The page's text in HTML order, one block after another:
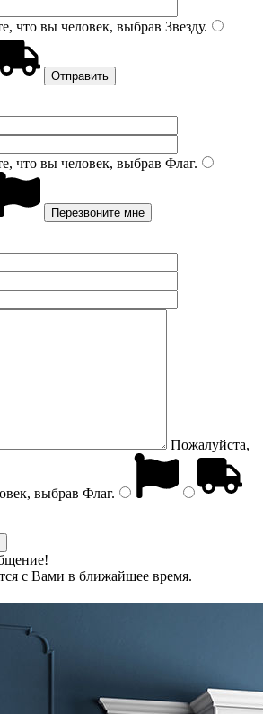
что вы человек, выбрав Звезду.
что вы человек, выбрав Флаг.
Пожалуйста,
выбрав Флаг.
с Вами в ближайшее время.